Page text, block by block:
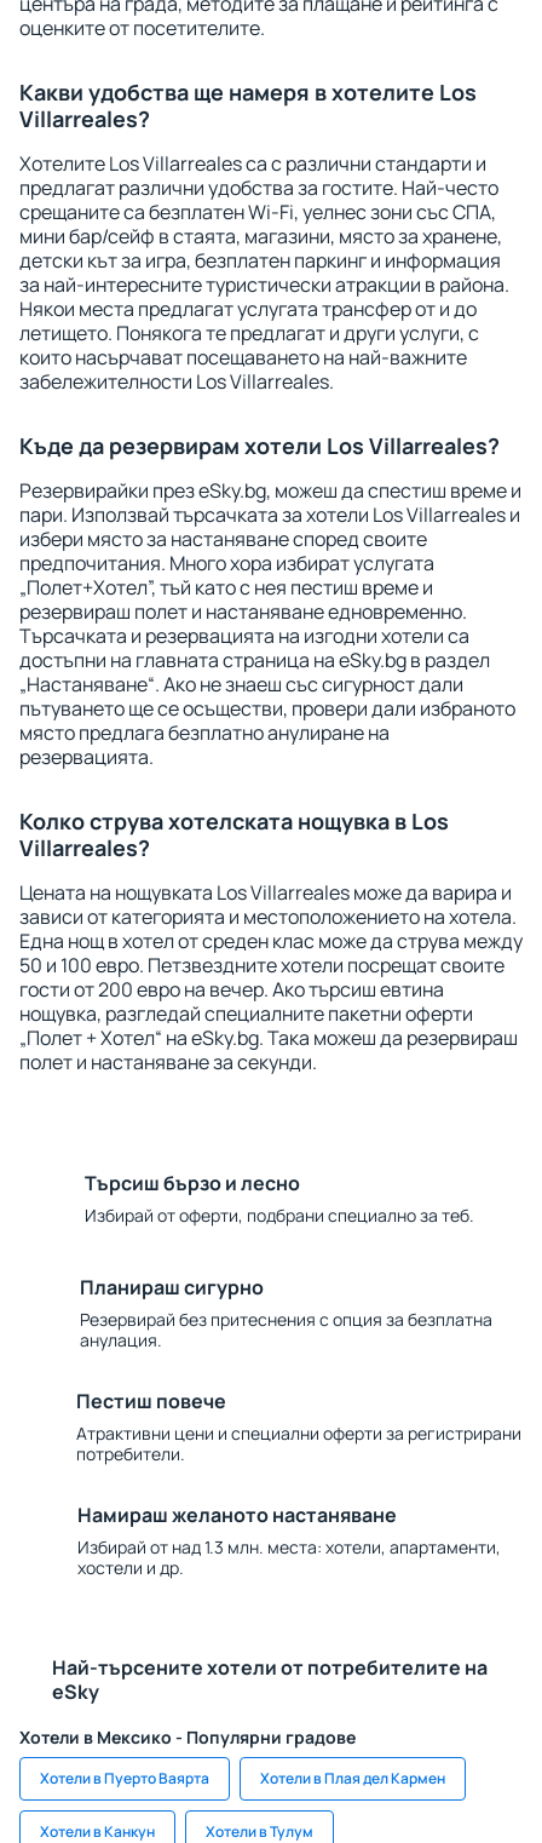
оценките от посетителите.
Какви удобства ще намеря в хотелите Los
Villarreales?
Хотелите Los Villarreales са с различни стандарти и
предлагат различни удобства за гостите. Най-често
срещаните са безплатен Wi-Fi, уелнес зони със СПА,
мини бар/сейф в стаята, магазини, място за хранене,
детски кът за игра, безплатен паркинг и информация
за най-интересните туристически атракции в района.
Някои места предлагат услугата трансфер от и до
летището. Понякога те предлагат и други услуги, с
които насърчават посещаването на най-важните
забележителности Los Villarreales.
Къде да резервирам хотели Los Villarreales?
Резервирайки през eSky.bg, можеш да спестиш време и
пари. Използвай търсачката за хотели Los Villarreales и
избери място за настаняване според своите
предпочитания. Много хора избират услугата
„Полет+Хотел”, тъй като с нея пестиш време и
резервираш полет и настаняване едновременно.
Търсачката и резервацията на изгодни хотели са
достъпни на главната страница на eSky.bg в раздел
„Настаняване“. Ако не знаеш със сигурност дали
пътуването ще се осъществи, провери дали избраното
място предлага безплатно анулиране на
резервацията.
Колко струва хотелската нощувка в Los
Villarreales?
Цената на нощувката Los Villarreales може да варира и
зависи от категорията и местоположението на хотела.
Една нощ в хотел от среден клас може да струва между
50 и 100 евро. Петзвездните хотели посрещат своите
гости от 200 евро на вечер. Ако търсиш евтина
нощувка, разгледай специалните пакетни оферти
„Полет + Хотел“ на eSky.bg. Така можеш да резервираш
полет и настаняване за секунди.
Търсиш бързо и лесно
Избирай от оферти, подбрани специално за теб.
Планираш сигурно
Резервирай без притеснения с опция за безплатна
анулация.
Пестиш повече
Атрактивни цени и специални оферти за регистрирани
потребители.
Намираш желаното настаняване
Избирай от над 1.3 млн. места: хотели, апартаменти,
хостели и др.
Най-търсените хотели от потребителите на
eSky
Хотели в Мексико - Популярни градове
Хотели в Пуерто Ваярта Хотели в Плая дел Кармен
Хотели в Канкун Хотели в Тулум